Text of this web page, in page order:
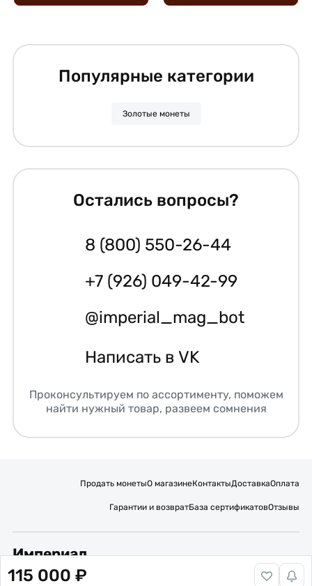
115 000 ₽
Популярные категории
Золотые монеты
Остались вопросы?
8 (800) 550-26-44
+7 (926) 049-42-99
@imperial_mag_bot
Написать в VK
Проконсультируем по ассортименту, поможем
найти нужный товар, развеем сомнения
Продать монетыО магазинеКонтактыДоставкаОплата
Гарантии и возвратБаза сертификатовОтзывы
Империал
Подписывайтесь на нас: